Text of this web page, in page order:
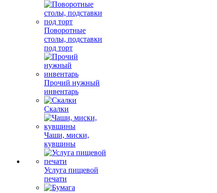
Поворотные
столы, подставки
под торт
Прочий нужный
инвентарь
Скалки
Чаши, миски,
кувшины
Услуга пищевой
печати